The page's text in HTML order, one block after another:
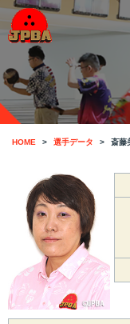
HOME 選手データ 斎藤